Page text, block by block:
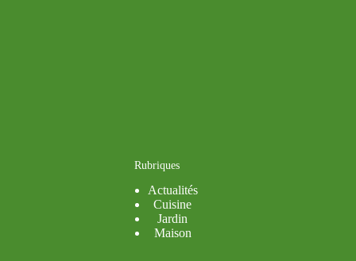
Rubriques
Actualités
Cuisine
Jardin
Maison